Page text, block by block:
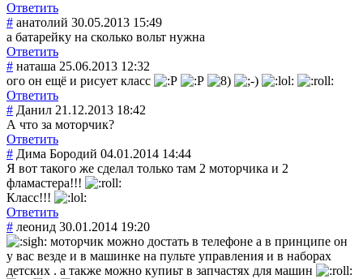
Ответить
# анатолий 30.05.2013 15:49
а батарейку на сколько вольт нужна
Ответить
# наташа 25.06.2013 12:32
ого он ещё и рисует класс
Ответить
# Данил 21.12.2013 18:42
А что за моторчик?
Ответить
# Дима Бородий 04.01.2014 14:44
Я вот такого же сделал только там 2 моторчика и 2
фламастера!!!
Класс!!!
Ответить
# леонид 30.01.2014 19:20
моторчик можно достать в телефоне а в принципе он
у вас везде и в машинке на пульте управления и в наборах
детских . а также можно купиьт в запчастях для машин